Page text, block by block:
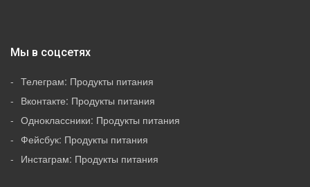
Мы в соцсетях
Телеграм: Продукты питания
Вконтакте: Продукты питания
Одноклассники: Продукты питания
Фейсбук: Продукты питания
Инстаграм: Продукты питания